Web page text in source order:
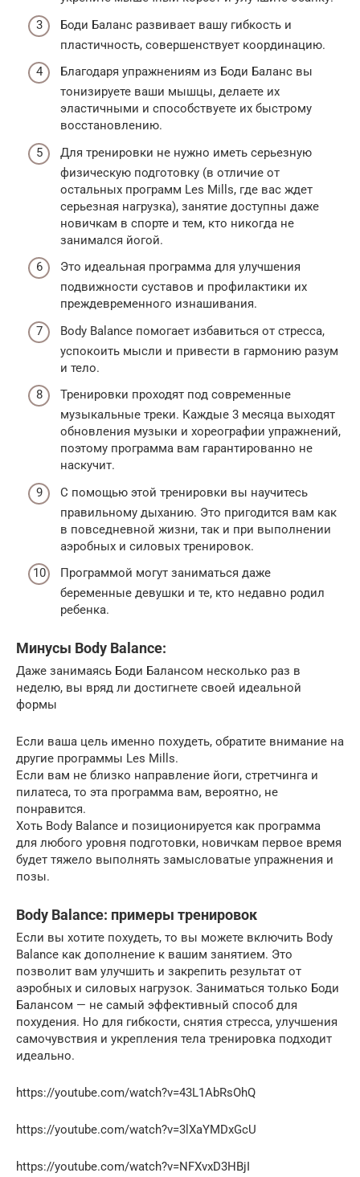
Боди Баланс развивает вашу гибкость и
пластичность, совершенствует координацию.
Благодаря упражнениям из Боди Баланс вы
тонизируете ваши мышцы, делаете их
эластичными и способствуете их быстрому
восстановлению.
Для тренировки не нужно иметь серьезную
физическую подготовку (в отличие от
остальных программ Les Mills, где вас ждет
серьезная нагрузка), занятие доступны даже
новичкам в спорте и тем, кто никогда не
занимался йогой.
Это идеальная программа для улучшения
подвижности суставов и профилактики их
преждевременного изнашивания.
Body Balance помогает избавиться от стресса,
успокоить мысли и привести в гармонию разум
и тело.
Тренировки проходят под современные
музыкальные треки. Каждые 3 месяца выходят
обновления музыки и хореографии упражнений,
поэтому программа вам гарантированно не
наскучит.
С помощью этой тренировки вы научитесь
правильному дыханию. Это пригодится вам как
в повседневной жизни, так и при выполнении
аэробных и силовых тренировок.
Программой могут заниматься даже
беременные девушки и те, кто недавно родил
ребенка.
Минусы Body Balance:
Даже занимаясь Боди Балансом несколько раз в
неделю, вы вряд ли достигнете своей идеальной
формы
Если ваша цель именно похудеть, обратите внимание на
другие программы Les Mills.
Если вам не близко направление йоги, стретчинга и
пилатеса, то эта программа вам, вероятно, не
понравится.
Хоть Body Balance и позиционируется как программа
для любого уровня подготовки, новичкам первое время
будет тяжело выполнять замысловатые упражнения и
позы.
Body Balance: примеры тренировок
Если вы хотите похудеть, то вы можете включить Body
Balance как дополнение к вашим занятием. Это
позволит вам улучшить и закрепить результат от
аэробных и силовых нагрузок. Заниматься только Боди
Балансом — не самый эффективный способ для
похудения. Но для гибкости, снятия стресса, улучшения
самочувствия и укрепления тела тренировка подходит
идеально.
https://youtube.com/watch?v=43L1AbRsOhQ
https://youtube.com/watch?v=3lXaYMDxGcU
https://youtube.com/watch?v=NFXvxD3HBjI